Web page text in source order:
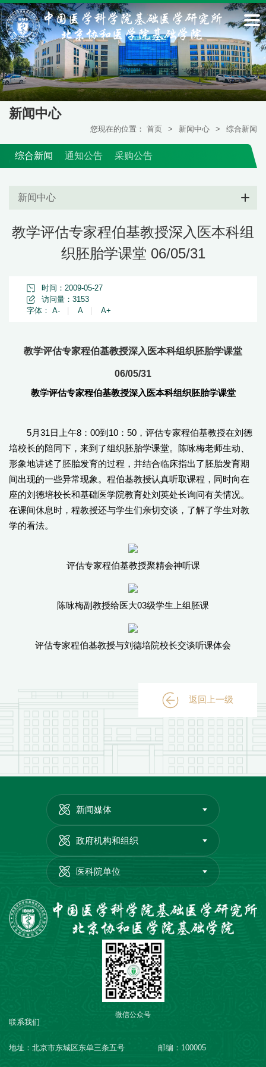
新闻中心
您现在的位置： 首页 > 新闻中心 > 综合新闻
综合新闻 通知公告 采购公告
新闻中心
教学评估专家程伯基教授深入医本科组
织胚胎学课堂 06/05/31
时间：2009-05-27
访问量： 3153
字体： A- A A+
教学评估专家程伯基教授深入医本科组织胚胎学课堂
06/05/31
教学评估专家程伯基教授深入医本科组织胚胎学课堂
5月31日上午8：00到10：50，评估专家程伯基教授在刘德
培校长的陪同下，来到了组织胚胎学课堂。陈咏梅老师生动、
形象地讲述了胚胎发育的过程，并结合临床指出了胚胎发育期
间出现的一些异常现象。程伯基教授认真听取课程，同时向在
座的刘德培校长和基础医学院教育处刘英处长询问有关情况。
在课间休息时，程教授还与学生们亲切交谈，了解了学生对教
学的看法。
评估专家程伯基教授聚精会神听课
陈咏梅副教授给医大03级学生上组胚课
评估专家程伯基教授与刘德培院校长交谈听课体会
返回上一级
新闻媒体
政府机构和组织
医科院单位
联系我们
地址：北京市东城区东单三条五号 邮编：100005
微信公众号